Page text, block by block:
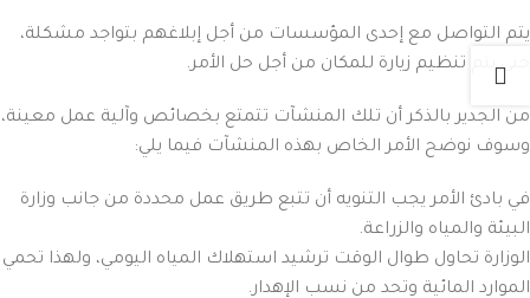
يتم التواصل مع إحدى المؤسسات من أجل إبلاغهم بتواجد مشكلة،
حتى يتم تنظيم زيارة للمكان من أجل حل الأمر.
من الجدير بالذكر أن تلك المنشآت تتمتع بخصائص وآلية عمل معينة،
وسوف نوضح الأمر الخاص بهذه المنشآت فيما يلي:
في بادئ الأمر يجب التنويه أن تتبع طريق عمل محددة من جانب وزارة
البيئة والمياه والزراعة.
الوزارة تحاول طوال الوقت ترشيد استهلاك المياه اليومي، ولهذا تحمي
الموارد المائية وتحد من نسب الإهدار.